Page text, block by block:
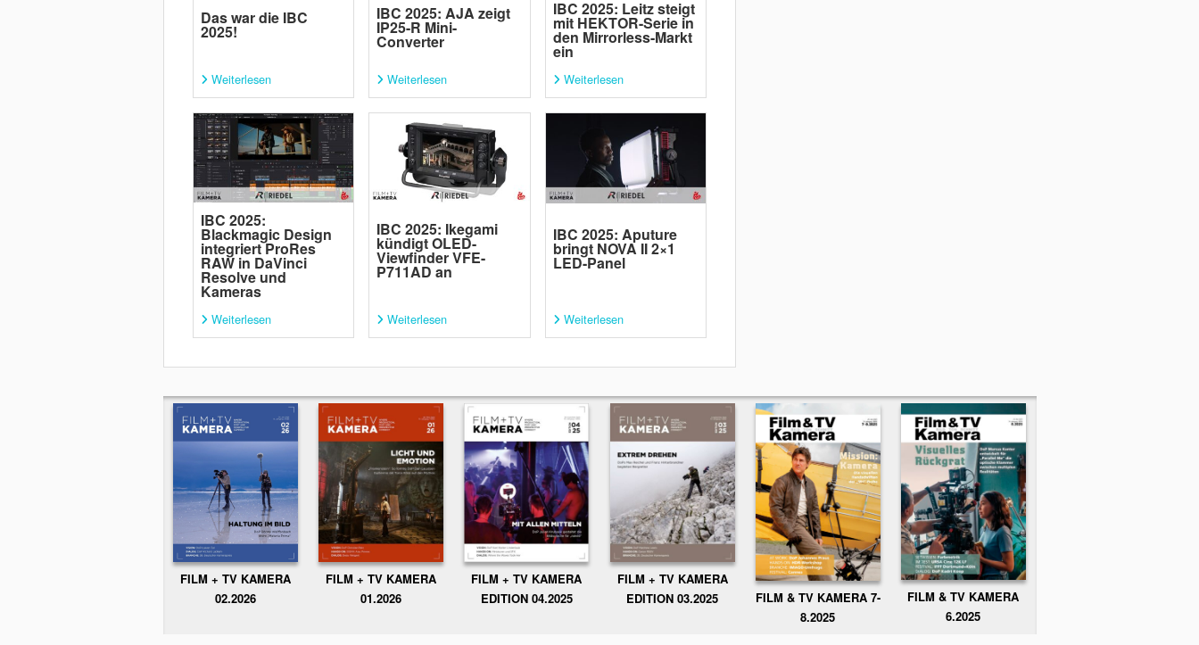
Das war die IBC
2025!
Weiterlesen
IBC 2025: AJA zeigt
IP25-R Mini-
Converter
Weiterlesen
IBC 2025: Leitz steigt
mit HEKTOR-Serie in
den Mirrorless-Markt
ein
Weiterlesen
IBC 2025:
Blackmagic Design
integriert ProRes
RAW in DaVinci
Resolve und
Kameras
Weiterlesen
IBC 2025: Ikegami
kündigt OLED-
Viewfinder VFE-
P711AD an
Weiterlesen
IBC 2025: Aputure
bringt NOVA II 2×1
LED-Panel
Weiterlesen
FILM + TV KAMERA
02.2026
FILM + TV KAMERA
01.2026
FILM + TV KAMERA
EDITION 04.2025
FILM + TV KAMERA
EDITION 03.2025
FILM & TV KAMERA 7-
8.2025
FILM & TV KAMERA
6.2025